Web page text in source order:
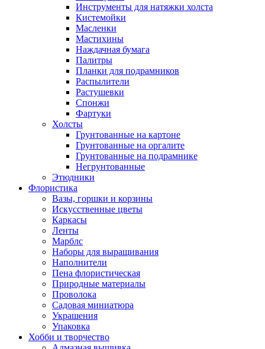
Инструменты для натяжки холста
Кистемойки
Масленки
Мастихины
Наждачная бумага
Палитры
Планки для подрамников
Распылители
Растушевки
Спонжи
Фартуки
Холсты
Грунтованные на картоне
Грунтованные на оргалите
Грунтованные на подрамнике
Негрунтованные
Этюдники
Флористика
Вазы, горшки и корзины
Искусственные цветы
Каркасы
Ленты
Марблс
Наборы для выращивания
Наполнители
Пена флористическая
Природные материалы
Проволока
Садовая миниатюра
Украшения
Упаковка
Хобби и творчество